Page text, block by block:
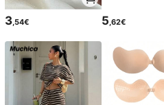
3,54€ 5,62€